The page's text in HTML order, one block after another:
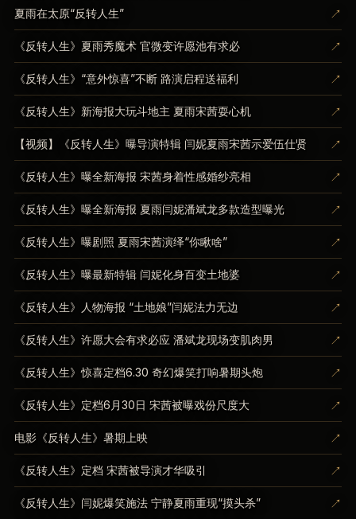
夏雨在太原“反转人生” ↗
《反转人生》夏雨秀魔术 官微变许愿池有求必 ↗
《反转人生》“意外惊喜”不断 路演启程送福利 ↗
《反转人生》新海报大玩斗地主 夏雨宋茜耍心机 ↗
【视频】《反转人生》曝导演特辑 闫妮夏雨宋茜示爱伍仕贤 ↗
《反转人生》曝全新海报 宋茜身着性感婚纱亮相 ↗
《反转人生》曝全新海报 夏雨闫妮潘斌龙多款造型曝光 ↗
《反转人生》曝剧照 夏雨宋茜演绎“你瞅啥” ↗
《反转人生》曝最新特辑 闫妮化身百变土地婆 ↗
《反转人生》人物海报 “土地娘”闫妮法力无边 ↗
《反转人生》许愿大会有求必应 潘斌龙现场变肌肉男 ↗
《反转人生》惊喜定档6.30 奇幻爆笑打响暑期头炮 ↗
《反转人生》定档6月30日 宋茜被曝戏份尺度大 ↗
电影《反转人生》暑期上映 ↗
《反转人生》定档 宋茜被导演才华吸引 ↗
《反转人生》闫妮爆笑施法 宁静夏雨重现“摸头杀” ↗